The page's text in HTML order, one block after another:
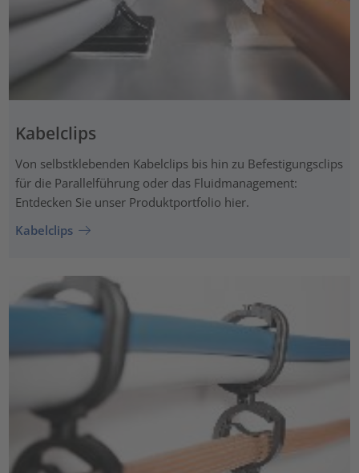
Kabelclips
Von selbstklebenden Kabelclips bis hin zu Befestigungsclips
für die Parallelführung oder das Fluidmanagement:
Entdecken Sie unser Produktportfolio hier.
Kabelclips